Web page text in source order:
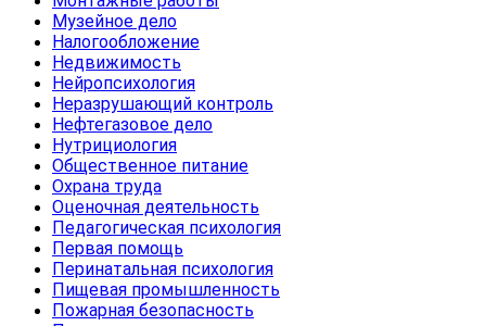
Музейное дело
Налогообложение
Недвижимость
Нейропсихология
Неразрушающий контроль
Нефтегазовое дело
Нутрициология
Общественное питание
Охрана труда
Оценочная деятельность
Педагогическая психология
Первая помощь
Перинатальная психология
Пищевая промышленность
Пожарная безопасность